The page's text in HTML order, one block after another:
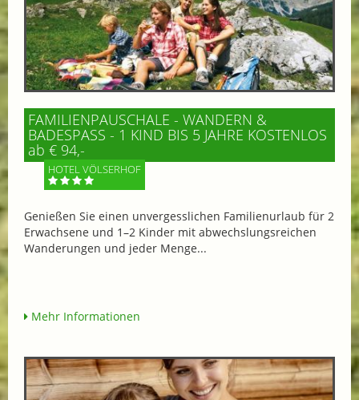
FAMILIENPAUSCHALE - WANDERN &
BADESPASS - 1 KIND BIS 5 JAHRE KOSTENLOS
ab € 94,-
HOTEL VÖLSERHOF
Genießen Sie einen unvergesslichen Familienurlaub für 2
Erwachsene und 1–2 Kinder mit abwechslungsreichen
Wanderungen und jeder Menge...
Mehr Informationen